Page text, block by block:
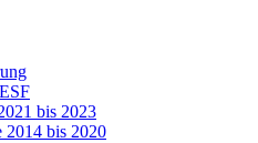
bis 2023
2014 bis 2020